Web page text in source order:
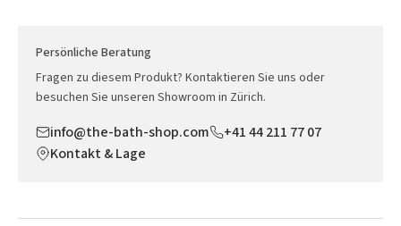
Persönliche Beratung
Fragen zu diesem Produkt? Kontaktieren Sie uns oder
besuchen Sie unseren Showroom in Zürich.
info@the-bath-shop.com
+41 44 211 77 07
Kontakt & Lage